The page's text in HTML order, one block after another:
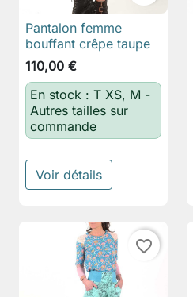
Pantalon femme
bouffant crêpe taupe
110,00 €
En stock : T XS, M -
Autres tailles sur
commande
Voir détails
favorite_border